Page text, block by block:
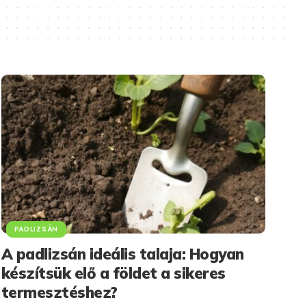
PADLIZSÁN
A padlizsán ideális talaja: Hogyan
készítsük elő a földet a sikeres
termesztéshez?